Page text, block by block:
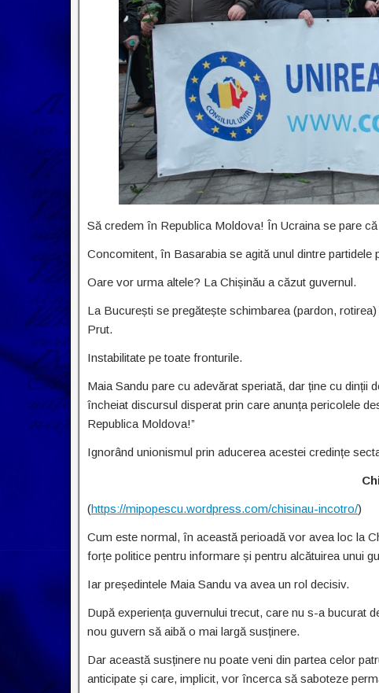
Să credem în Republica Moldova! În Ucraina se pare
Concomitent, în Basarabia se agită unul dintre partidele
Oare vor urma altele? La Chișinău a căzut guvernul.
La București se pregătește schimbarea (pardon,
Prut.
Instabilitate pe toate fronturile.
Maia Sandu pare cu adevărat speriată, dar ține cu dinții
încheiat discursul disperat prin care anunța pericolele
Republica Moldova!”
Ignorând unionismul prin aducerea acestei credințe
(https://mipopescu.wordpress.com/chisinau-incotro/)
Cum este normal, în această perioadă vor avea loc la
forțe politice pentru informare și pentru alcătuirea unui
Iar președintele Maia Sandu va avea un rol decisiv.
După experiența guvernului trecut, care nu s-a bucurat
nou guvern să aibă o mai largă susținere.
Dar această susținere nu poate veni din partea celor
anticipate și care, implicit, vor încerca să saboteze